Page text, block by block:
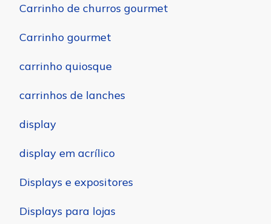
Carrinho de churros gourmet
Carrinho gourmet
carrinho quiosque
carrinhos de lanches
display
display em acrílico
Displays e expositores
Displays para lojas